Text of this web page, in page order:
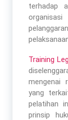
terhadap
Training
mengenai
yang
pelatihan
prinsip